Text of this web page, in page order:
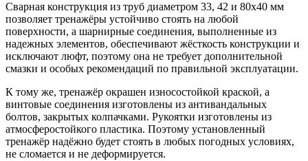
Сварная конструкция из труб диаметром 33, 42 и 80х40 мм
позволяет тренажёры устойчиво стоять на любой
поверхности, а шарнирные соединения, выполненные из
надежных элементов, обеспечивают жёсткость конструкции и
исключают люфт, поэтому она не требует дополнительной
смазки и особых рекомендаций по правильной эксплуатации.
К тому же, тренажёр окрашен износостойкой краской, а
винтовые соединения изготовлены из антивандальных
болтов, закрытых колпачками. Рукоятки изготовлены из
атмосферостойкого пластика. Поэтому установленный
тренажёр надёжно будет стоять в любых погодных условиях,
не сломается и не деформируется.